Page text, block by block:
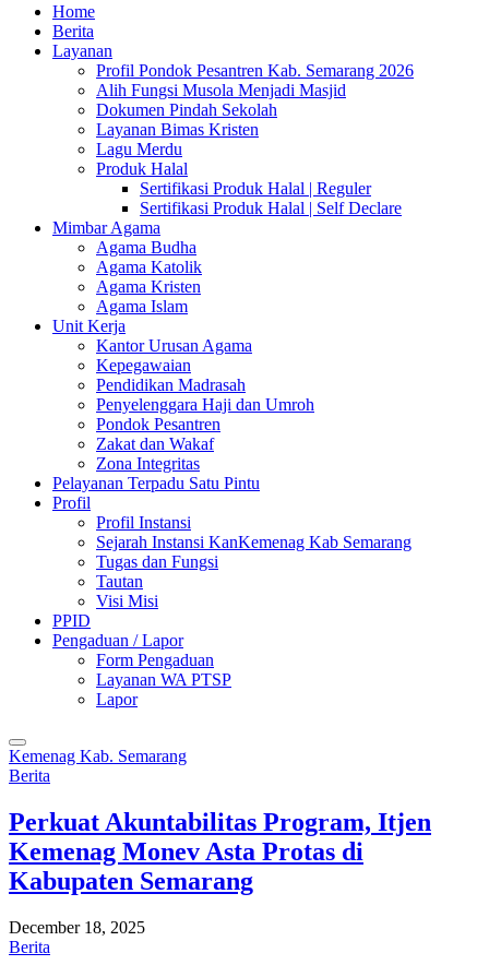
Home
Berita
Layanan
Profil Pondok Pesantren Kab. Semarang 2026
Alih Fungsi Musola Menjadi Masjid
Dokumen Pindah Sekolah
Layanan Bimas Kristen
Lagu Merdu
Produk Halal
Sertifikasi Produk Halal | Reguler
Sertifikasi Produk Halal | Self Declare
Mimbar Agama
Agama Budha
Agama Katolik
Agama Kristen
Agama Islam
Unit Kerja
Kantor Urusan Agama
Kepegawaian
Pendidikan Madrasah
Penyelenggara Haji dan Umroh
Pondok Pesantren
Zakat dan Wakaf
Zona Integritas
Pelayanan Terpadu Satu Pintu
Profil
Profil Instansi
Sejarah Instansi KanKemenag Kab Semarang
Tugas dan Fungsi
Tautan
Visi Misi
PPID
Pengaduan / Lapor
Form Pengaduan
Layanan WA PTSP
Lapor
Kemenag Kab. Semarang
Berita
Perkuat Akuntabilitas Program, Itjen
Kemenag Monev Asta Protas di
Kabupaten Semarang
December 18, 2025
Berita